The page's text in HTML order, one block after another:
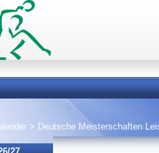
> Deutsche Meisterschaften